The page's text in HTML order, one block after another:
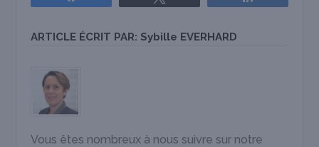
ARTICLE ÉCRIT PAR: Sybille EVERHARD
Vous êtes nombreux à nous suivre sur notre